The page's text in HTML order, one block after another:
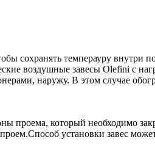
сохранять темперауру
воздушные завесы Olefini с
наружу. В этом случае
проема, который необходимо
установки завес